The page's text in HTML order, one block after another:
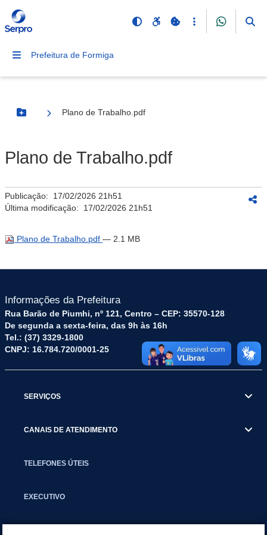
Prefeitura de Formiga
Botão Menu
Plano de Trabalho.pdf
Plano de Trabalho.pdf
Publicação: 17/02/2026 21h51
Última modificação: 17/02/2026 21h51
Plano de Trabalho.pdf — 2.1 MB
Informações da Prefeitura
Rua Barão de Piumhi, nº 121, Centro – CEP: 35570-128
De segunda a sexta-feira, das 9h às 16h
Tel.: (37) 3329-1800
CNPJ: 16.784.720/0001-25
SERVIÇOS
CANAIS DE ATENDIMENTO
TELEFONES ÚTEIS
EXECUTIVO